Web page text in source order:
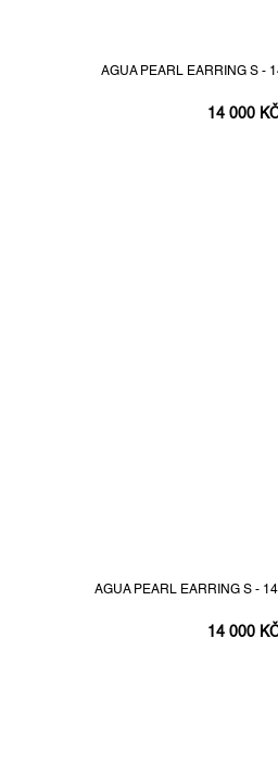
AGUA PEARL EARRING S -
14 000
AGUA PEARL EARRING S -
14 000